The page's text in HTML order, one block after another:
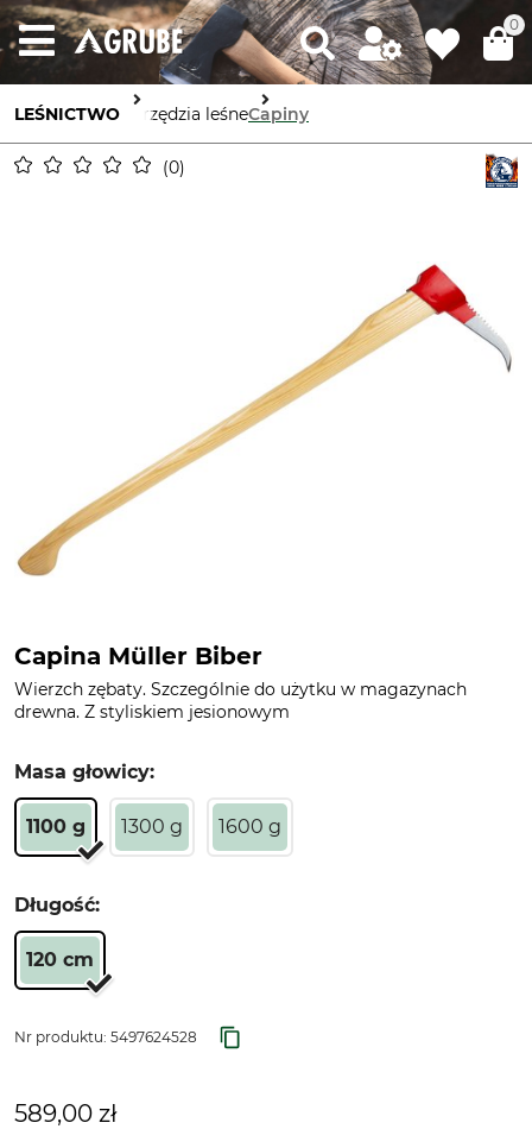
0
LEŚNICTWO Narzędzia leśneCapiny
0
Capina Müller Biber
Wierzch zębaty. Szczególnie do użytku w magazynach
drewna. Z styliskiem jesionowym
Masa głowicy:
1100 g 1300 g 1600 g
Długość:
120 cm
Nr produktu: 5497624528
589,00 zł